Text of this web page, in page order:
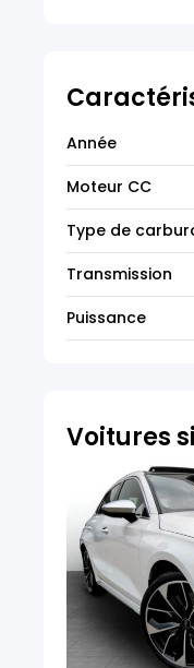
Année
Moteur CC
Type de
Transmission
Puissance
Voitures